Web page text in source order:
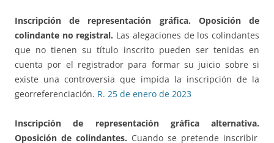
Inscripción de representación gráfica. Oposición de
colindante no registral. Las alegaciones de los colindantes
que no tienen su título inscrito pueden ser tenidas en
cuenta por el registrador para formar su juicio sobre si
existe una controversia que impida la inscripción de la
georreferenciación. R. 25 de enero de 2023
Inscripción de representación gráfica alternativa.
Oposición de colindantes. Cuando se pretende inscribir